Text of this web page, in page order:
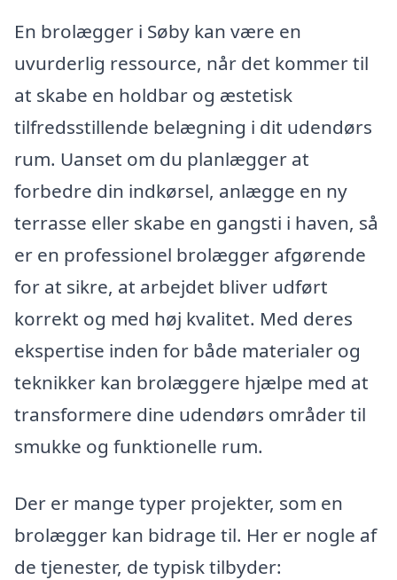
En brolægger i Søby kan være en
uvurderlig ressource, når det kommer til
at skabe en holdbar og æstetisk
tilfredsstillende belægning i dit udendørs
rum. Uanset om du planlægger at
forbedre din indkørsel, anlægge en ny
terrasse eller skabe en gangsti i haven, så
er en professionel brolægger afgørende
for at sikre, at arbejdet bliver udført
korrekt og med høj kvalitet. Med deres
ekspertise inden for både materialer og
teknikker kan brolæggere hjælpe med at
transformere dine udendørs områder til
smukke og funktionelle rum.
Der er mange typer projekter, som en
brolægger kan bidrage til. Her er nogle af
de tjenester, de typisk tilbyder: